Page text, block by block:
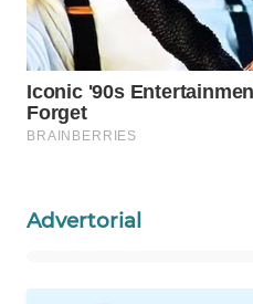
Advertorial
WAHANA
UMKM
WAHANA
SELEB
OTOMOTIF